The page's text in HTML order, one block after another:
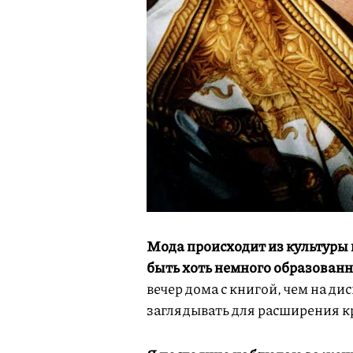
Мода происходит из
быть хоть немного
вечер дома с книгой, чем на
заглядывать для расширения